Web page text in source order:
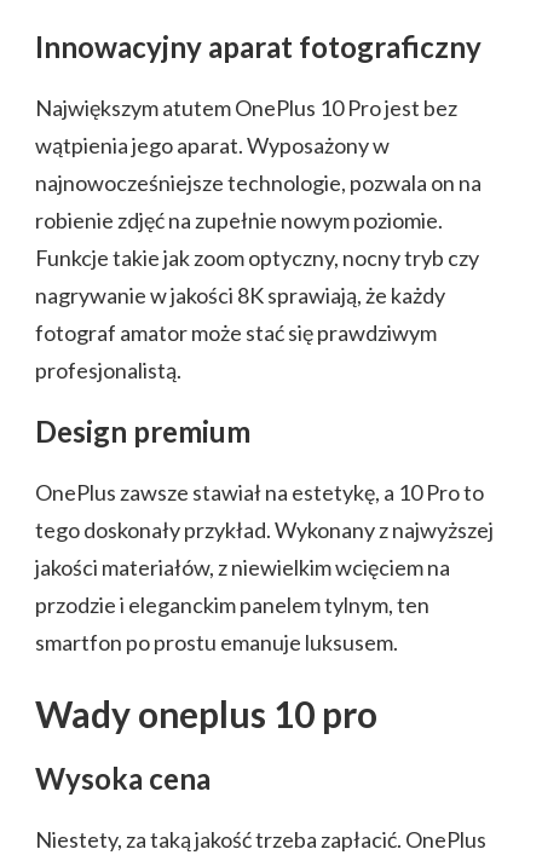
Innowacyjny aparat fotograficzny
Największym atutem OnePlus 10 Pro jest bez
wątpienia jego aparat. Wyposażony w
najnowocześniejsze technologie, pozwala on na
robienie zdjęć na zupełnie nowym poziomie.
Funkcje takie jak zoom optyczny, nocny tryb czy
nagrywanie w jakości 8K sprawiają, że każdy
fotograf amator może stać się prawdziwym
profesjonalistą.
Design premium
OnePlus zawsze stawiał na estetykę, a 10 Pro to
tego doskonały przykład. Wykonany z najwyższej
jakości materiałów, z niewielkim wcięciem na
przodzie i eleganckim panelem tylnym, ten
smartfon po prostu emanuje luksusem.
Wady oneplus 10 pro
Wysoka cena
Niestety, za taką jakość trzeba zapłacić. OnePlus